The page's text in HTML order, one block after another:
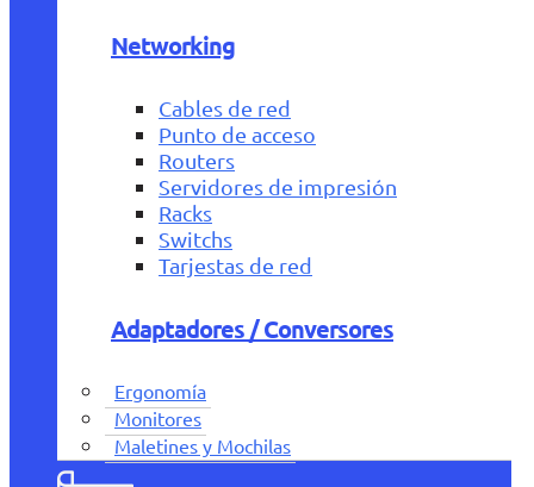
Networking
Cables de red
Punto de acceso
Routers
Servidores de impresión
Racks
Switchs
Tarjestas de red
Adaptadores / Conversores
Ergonomía
Monitores
Maletines y Mochilas